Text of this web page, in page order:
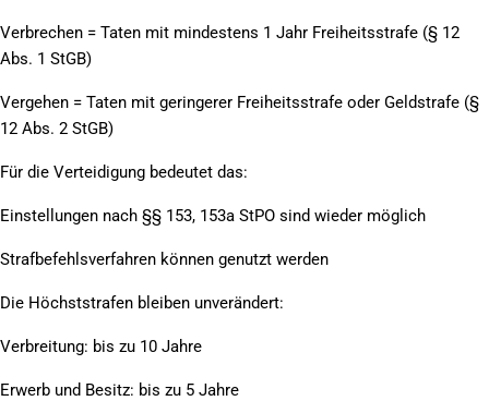
Verbrechen = Taten mit mindestens 1 Jahr Freiheitsstrafe (§ 12
Abs. 1 StGB)
Vergehen = Taten mit geringerer Freiheitsstrafe oder Geldstrafe (§
12 Abs. 2 StGB)
Für die Verteidigung bedeutet das:
Einstellungen nach §§ 153, 153a StPO sind wieder möglich
Strafbefehlsverfahren können genutzt werden
Die Höchststrafen bleiben unverändert:
Verbreitung: bis zu 10 Jahre
Erwerb und Besitz: bis zu 5 Jahre